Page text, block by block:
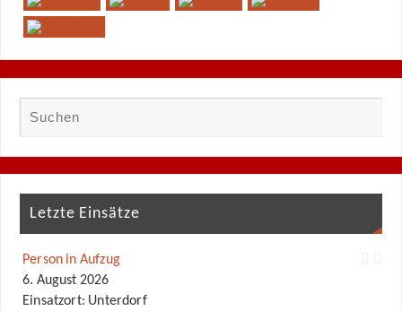
Letzte Einsätze
Person in Aufzug
6. August 2026
Einsatzort: Unterdorf